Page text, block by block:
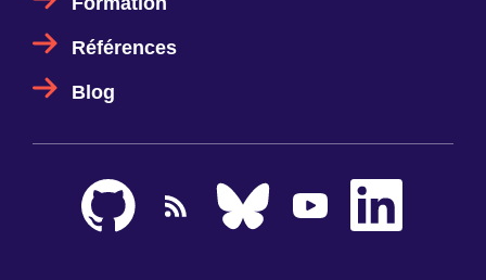
Références
Blog